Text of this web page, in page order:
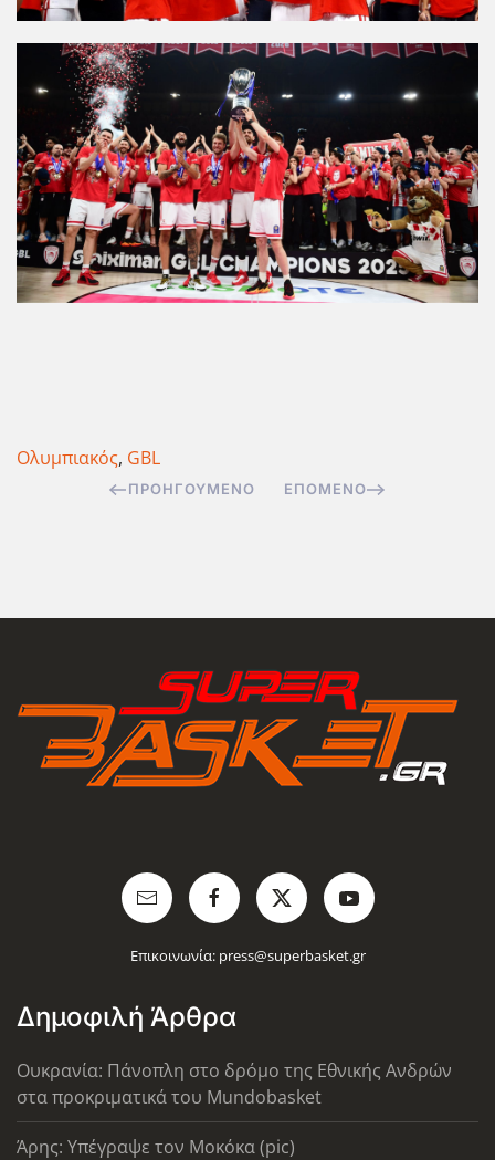
Ολυμπιακός, GBL
ΠΡΟΗΓΟΎΜΕΝΟ ΕΠΌΜΕΝΟ
Επικοινωνία: press@superbasket.gr
Δημοφιλή Άρθρα
Ουκρανία: Πάνοπλη στο δρόμο της Εθνικής Ανδρών
στα προκριματικά του Mundobasket
Άρης: Υπέγραψε τον Μοκόκα (pic)